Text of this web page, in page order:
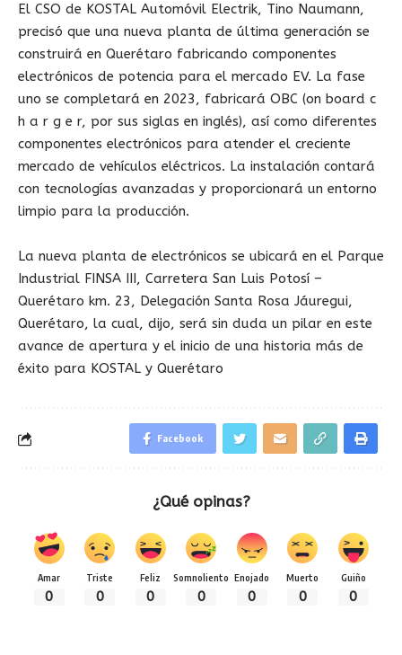
El CSO de KOSTAL Automóvil Electrik, Tino Naumann,
precisó que una nueva planta de última generación se
construirá en Querétaro fabricando componentes
electrónicos de potencia para el mercado EV. La fase
uno se completará en 2023, fabricará OBC (on board c
h a r g e r, por sus siglas en inglés), así como diferentes
componentes electrónicos para atender el creciente
mercado de vehículos eléctricos. La instalación contará
con tecnologías avanzadas y proporcionará un entorno
limpio para la producción.
La nueva planta de electrónicos se ubicará en el Parque
Industrial FINSA III, Carretera San Luis Potosí –
Querétaro km. 23, Delegación Santa Rosa Jáuregui,
Querétaro, la cual, dijo, será sin duda un pilar en este
avance de apertura y el inicio de una historia más de
éxito para KOSTAL y Querétaro
Facebook
¿Qué opinas?
Amar
0
Triste
0
Feliz
0
Somnoliento
0
Enojado
0
Muerto
0
Guiño
0